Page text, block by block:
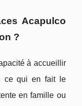
Acapulco
?
à accueillir
ce qui en fait le
en famille ou